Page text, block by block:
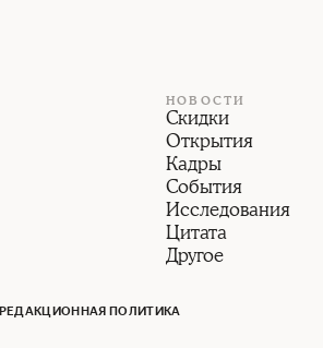
НОВОСТИ
Скидки
Открытия
Кадры
События
Исследования
Цитата
Другое
РЕДАКЦИОННАЯ ПОЛИТИКА